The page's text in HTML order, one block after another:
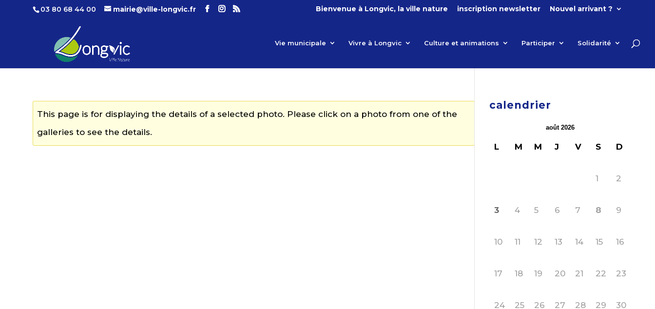
03 80 68 44 00 mairie@ville-longvic.fr Bienvenue à Longvic, la ville nature inscription newsletter Nouvel arrivant ?
Vie municipale Vivre à Longvic Culture et animations Participer Solidarité
This page is for displaying the details of a selected photo. Please click on a photo from one of the
galleries to see the details.
calendrier
août 2026
L M M J V S D
1 2
3 4 5 6 7 8 9
10 11 12 13 14 15 16
17 18 19 20 21 22 23
24 25 26 27 28 29 30